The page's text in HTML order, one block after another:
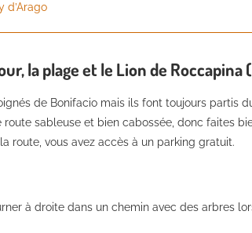
d’Arago
la plage et le Lion de
de Bonifacio mais ils font toujours partis
route sableuse et bien cabossée, donc faites
route, vous avez accès à un parking gratuit.
à droite dans un chemin avec des arbres